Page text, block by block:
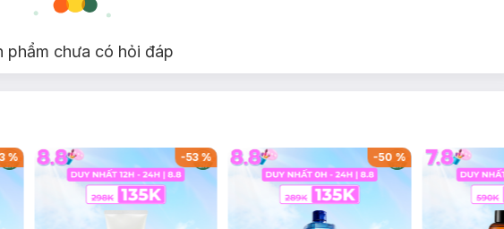
phẩm chưa có hỏi đáp
% -53% -50 %